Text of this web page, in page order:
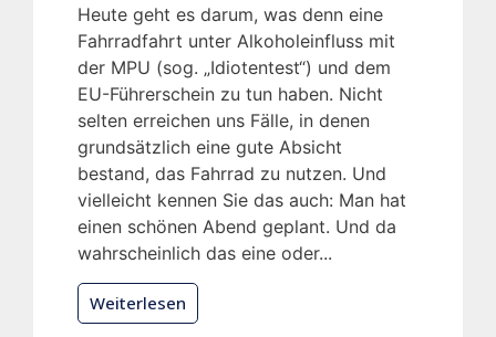
Heute geht es darum, was denn eine
Fahrradfahrt unter Alkoholeinfluss mit
der MPU (sog. „Idiotentest“) und dem
EU-Führerschein zu tun haben. Nicht
selten erreichen uns Fälle, in denen
grundsätzlich eine gute Absicht
bestand, das Fahrrad zu nutzen. Und
vielleicht kennen Sie das auch: Man hat
einen schönen Abend geplant. Und da
wahrscheinlich das eine oder...
Weiterlesen